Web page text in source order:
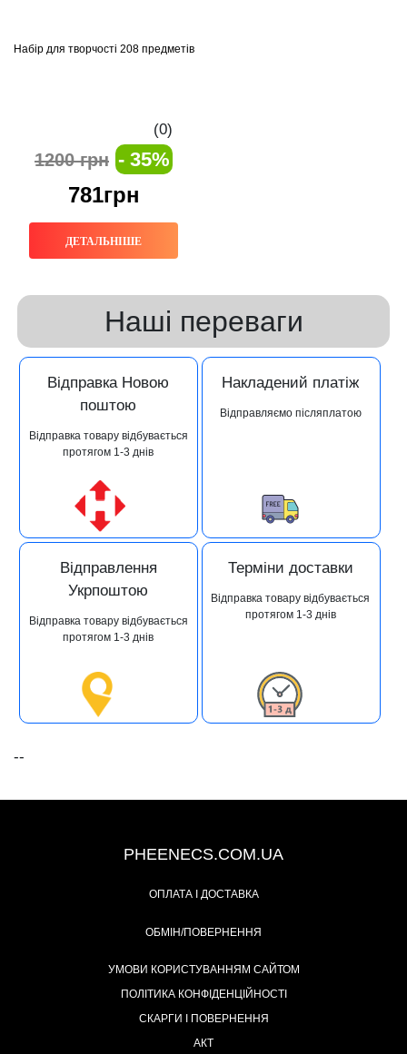
Набір для творчості 208 предметів
(0)
1200 грн - 35%
781грн
ДЕТАЛЬНІШЕ
Наші переваги
Відправка Новою
поштою
Відправка товару відбувається
протягом 1-3 днів
Накладений платіж
Відправляємо післяплатою
Відправлення
Укрпоштою
Відправка товару відбувається
протягом 1-3 днів
Терміни доставки
Відправка товару відбувається
протягом 1-3 днів
--
PHEENECS.COM.UA
ОПЛАТА І ДОСТАВКА
ОБМІН/ПОВЕРНЕННЯ
УМОВИ КОРИСТУВАННЯМ САЙТОМ
ПОЛІТИКА КОНФІДЕНЦІЙНОСТІ
СКАРГИ І ПОВЕРНЕННЯ
АКТ